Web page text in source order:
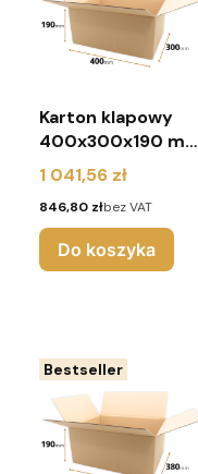
Karton klapowy
400x300x190 mm
(paleta 660 sztuk)
Cena
1 041,56 zł
Cena
846,80 złbez VAT
Do koszyka
Bestseller